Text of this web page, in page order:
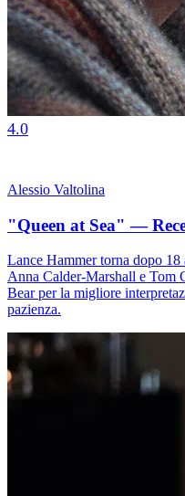
4.0
Alessio Valtolina
"Queen at Sea" —
Lance Hammer torna dopo
Anna Calder-Marshall e Tom
Bear per la migliore
pazienza.